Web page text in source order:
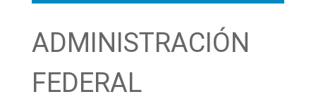
ADMINISTRACIÓN
FEDERAL